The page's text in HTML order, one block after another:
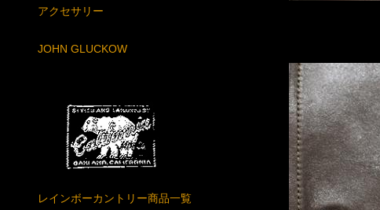
アクセサリー
JOHN GLUCKOW
レインボーカントリー商品一覧